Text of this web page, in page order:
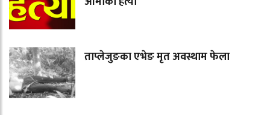
ताप्लेजुङका एभेङ मृत अवस्थाम फेला